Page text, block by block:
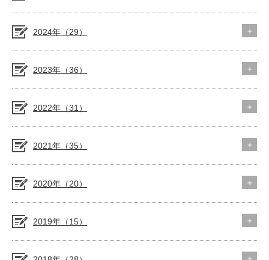
2024年（29）
2023年（36）
2022年（31）
2021年（35）
2020年（20）
2019年（15）